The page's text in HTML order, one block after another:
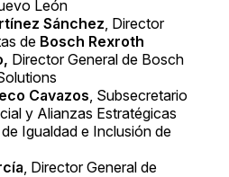
León
Sánchez, Director
de Bosch Rexroth
Director General de Bosch
Cavazos, Subsecretario
y Alianzas Estratégicas
Igualdad e Inclusión de
, Director General de